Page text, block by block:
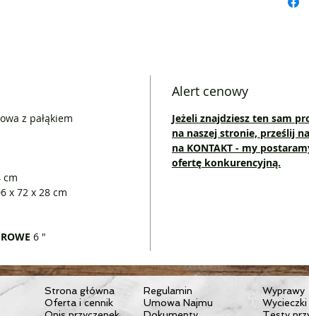
osie,
z pałąkiem
cm
x 72 x 28 cm
6 "
Alert cenowy
Jeżeli znajdziesz ten sam
na naszej stronie, prześlij
na KONTAKT - my
ofertę konkurencyjną.
Strona główna
Oferta i cennik
Regulamin
Umowa Najmu
Wyprawy
Wycieczki